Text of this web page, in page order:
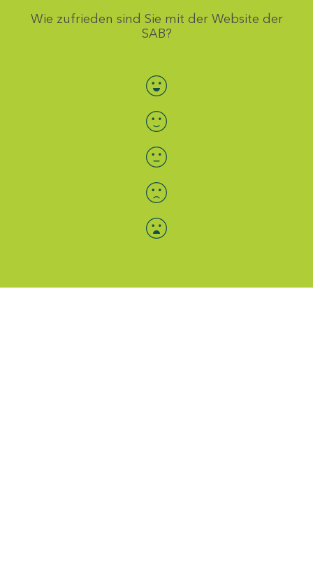
Wie zufrieden sind Sie mit der Website der
SAB?
Bewertung auswählen